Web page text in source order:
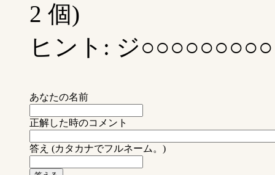
2 個)
ヒント: ジ
あなたの名前
正解した時のコメント
答え (カタカナでフルネーム。)